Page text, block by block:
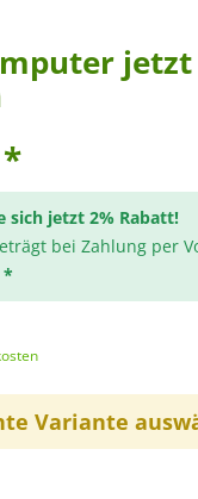
jetzt
sich jetzt 2% Rabatt!
bei Zahlung per
*
Variante